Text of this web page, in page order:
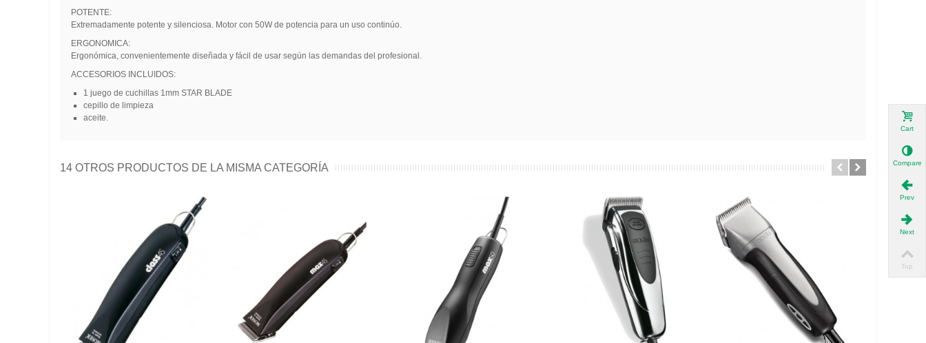
POTENTE:
Extremadamente potente y silenciosa. Motor con 50W de potencia para un uso continúo.
ERGONOMICA:
Ergonómica, convenientemente diseñada y fácil de usar según las demandas del profesional.
ACCESORIOS INCLUIDOS:
1 juego de cuchillas 1mm STAR BLADE
cepillo de limpieza
aceite.
14 OTROS PRODUCTOS DE LA MISMA CATEGORÍA
Cart
Compare
Prev
Next
Top